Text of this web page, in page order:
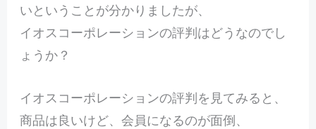
いということが分かりましたが、
イオスコーポレーションの評判はどうなのでし
ょうか？
イオスコーポレーションの評判を見てみると、
商品は良いけど、会員になるのが面倒、